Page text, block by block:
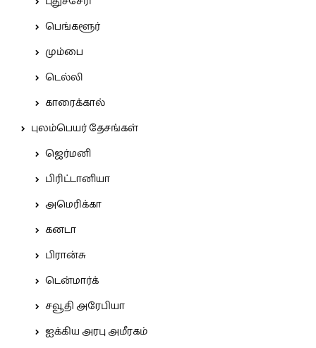
பெங்களூர்
மும்பை
டெல்லி
காரைக்கால்
புலம்பெயர் தேசங்கள்
ஜெர்மனி
பிரிட்டானியா
அமெரிக்கா
கனடா
பிரான்சு
டென்மார்க்
சவூதி அரேபியா
ஐக்கிய அரபு அமீரகம்